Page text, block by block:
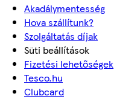
Akadálymentesség
Hova szállítunk?
Szolgáltatás díjak
Süti beállítások
Fizetési lehetőségek
Tesco.hu
Clubcard